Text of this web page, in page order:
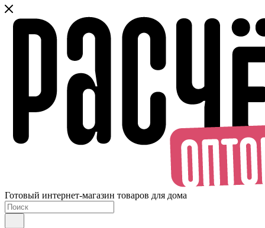
Готовый интернет-магазин товаров для дома